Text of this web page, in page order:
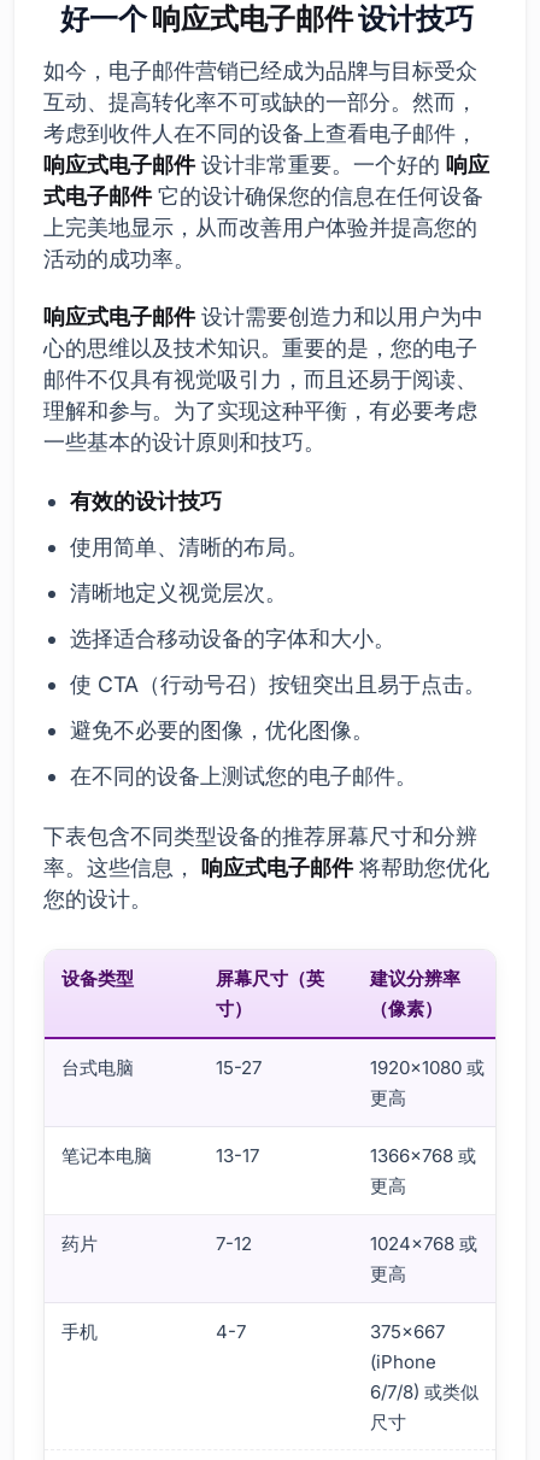
好一个响应式电子邮件设计技巧
如今，电子邮件营销已经成为品牌与目标受众
互动、提高转化率不可或缺的一部分。然而，
考虑到收件人在不同的设备上查看电子邮件，
响应式电子邮件设计非常重要。一个好的 响应
式电子邮件它的设计确保您的信息在任何设备
上完美地显示，从而改善用户体验并提高您的
活动的成功率。
响应式电子邮件设计需要创造力和以用户为中
心的思维以及技术知识。重要的是，您的电子
邮件不仅具有视觉吸引力，而且还易于阅读、
理解和参与。为了实现这种平衡，有必要考虑
一些基本的设计原则和技巧。
有效的设计技巧
使用简单、清晰的布局。
清晰地定义视觉层次。
选择适合移动设备的字体和大小。
使 CTA（行动号召）按钮突出且易于点击。
避免不必要的图像，优化图像。
在不同的设备上测试您的电子邮件。
下表包含不同类型设备的推荐屏幕尺寸和分辨
率。这些信息， 响应式电子邮件将帮助您优化
您的设计。
设备类型
屏幕尺寸（英
寸）
建议分辨率
（像素）
台式电脑 15-27
1920×1080 或
更高
笔记本电脑 13-17
1366×768 或
更高
药片 7-12
1024×768 或
更高
手机 4-7
375×667
(iPhone
6/7/8) 或类似
尺寸